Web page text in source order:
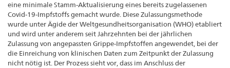
eine minimale Stamm-Aktualisierung eines bereits zugelassenen
Covid-19-Impfstoffs gemacht wurde. Diese Zulassungsmethode
wurde unter Ägide der Weltgesundheitsorganisation (WHO) etabliert
und wird unter anderem seit Jahrzehnten bei der jährlichen
Zulassung von angepassten Grippe-Impfstoffen angewendet, bei der
die Einreichung von klinischen Daten zum Zeitpunkt der Zulassung
nicht nötig ist. Der Prozess sieht vor, dass im Anschluss der